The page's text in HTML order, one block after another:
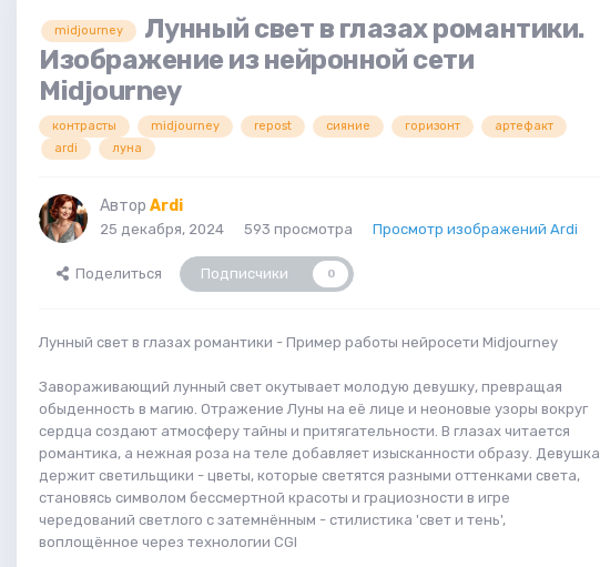
midjourney
Лунный свет в глазах романтики.
Изображение из нейронной сети
Midjourney
контрасты midjourney repost сияние горизонт
артефакт
ardi
луна
Автор Ardi
25 декабря, 2024 593 просмотра Просмотр изображений Ardi
Поделиться Подписчики 0
Лунный свет в глазах романтики - Пример работы нейросети Midjourney
Завораживающий лунный свет окутывает молодую девушку, превращая
обыденность в магию. Отражение Луны на её лице и неоновые узоры вокруг
сердца создают атмосферу тайны и притягательности. В глазах читается
романтика, а нежная роза на теле добавляет изысканности образу. Девушка
держит светильщики - цветы, которые светятся разными оттенками света,
становясь символом бессмертной красоты и грациозности в игре
чередований светлого с затемнённым - стилистика 'свет и тень',
воплощённое через технологии CGI